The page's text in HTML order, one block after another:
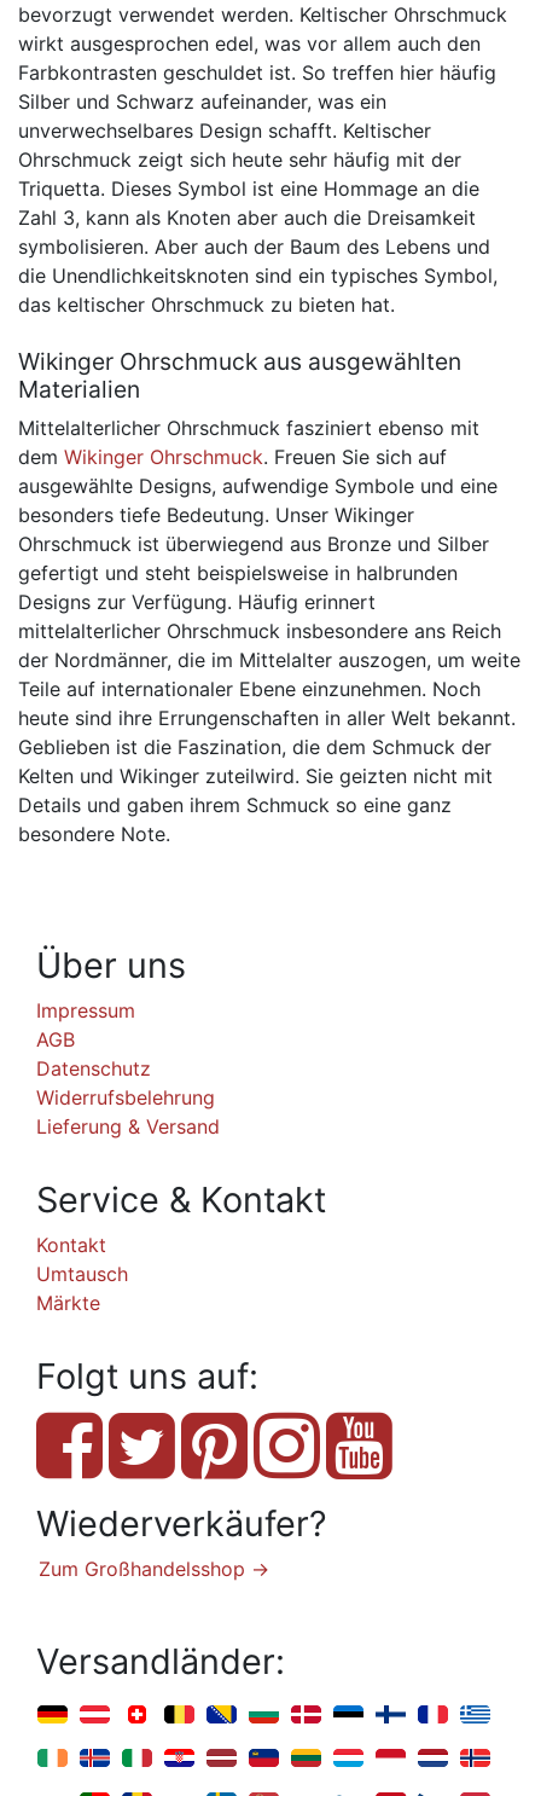
bevorzugt verwendet werden. Keltischer Ohrschmuck
wirkt ausgesprochen edel, was vor allem auch den
Farbkontrasten geschuldet ist. So treffen hier häufig
Silber und Schwarz aufeinander, was ein
unverwechselbares Design schafft. Keltischer
Ohrschmuck zeigt sich heute sehr häufig mit der
Triquetta. Dieses Symbol ist eine Hommage an die
Zahl 3, kann als Knoten aber auch die Dreisamkeit
symbolisieren. Aber auch der Baum des Lebens und
die Unendlichkeitsknoten sind ein typisches Symbol,
das keltischer Ohrschmuck zu bieten hat.
Wikinger Ohrschmuck aus ausgewählten
Materialien
Mittelalterlicher Ohrschmuck fasziniert ebenso mit
dem Wikinger Ohrschmuck. Freuen Sie sich auf
ausgewählte Designs, aufwendige Symbole und eine
besonders tiefe Bedeutung. Unser Wikinger
Ohrschmuck ist überwiegend aus Bronze und Silber
gefertigt und steht beispielsweise in halbrunden
Designs zur Verfügung. Häufig erinnert
mittelalterlicher Ohrschmuck insbesondere ans Reich
der Nordmänner, die im Mittelalter auszogen, um weite
Teile auf internationaler Ebene einzunehmen. Noch
heute sind ihre Errungenschaften in aller Welt bekannt.
Geblieben ist die Faszination, die dem Schmuck der
Kelten und Wikinger zuteilwird. Sie geizten nicht mit
Details und gaben ihrem Schmuck so eine ganz
besondere Note.
Über uns
Impressum
AGB
Datenschutz
Widerrufsbelehrung
Lieferung & Versand
Service & Kontakt
Kontakt
Umtausch
Märkte
Folgt uns auf:
Wiederverkäufer?
Zum Großhandelsshop →
Versandländer: